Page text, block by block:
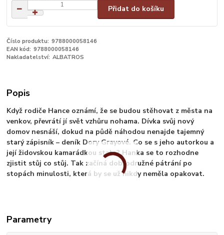
Přidat do košíku
Číslo produktu: 9788000058146
EAN kód: 9788000058146
Nakladatelství: ALBATROS
Popis
Když rodiče Hance oznámí, že se budou stěhovat z města na
venkov, převrátí jí svět vzhůru nohama. Dívka svůj nový
domov nesnáší, dokud na půdě náhodou nenajde tajemný
starý zápisník – deník Dory Grayové. Co se s jeho autorkou a
její židovskou kamarádkou stalo? Hanka se to rozhodne
zjistit stůj co stůj. Tak začíná dobrodružné pátrání po
stopách minulosti, která by se už nikdy neměla opakovat.
Parametry